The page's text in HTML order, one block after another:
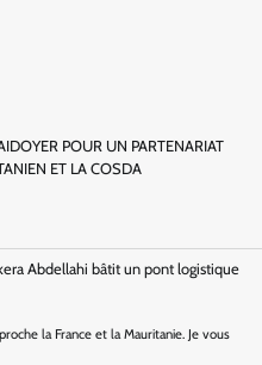
POUR UN PARTENARIAT
ET LA COSDA
Abdellahi bâtit un pont logistique
la France et la Mauritanie. Je vous